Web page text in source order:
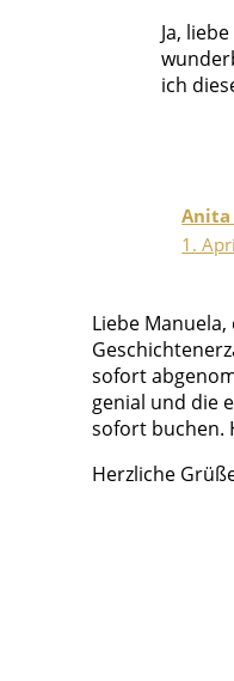
Ja,
ich
Anita
1.
Liebe
sofort
genial und die
sofort buchen.
Herzliche